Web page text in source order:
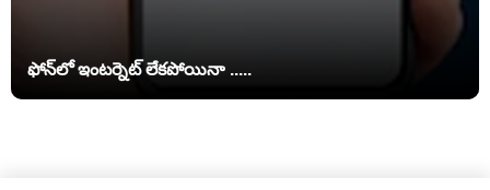
ఫోన్‌లో ఇంటర్నెట్ లేకపోయినా .....